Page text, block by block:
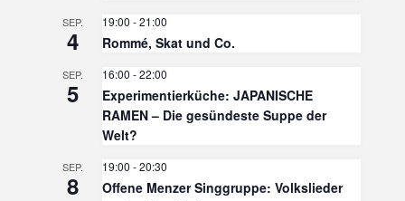
SEP.
4
19:00 -21:00
Rommé, Skat und Co.
SEP.
5
16:00 -22:00
Experimentierküche: JAPANISCHE
RAMEN – Die gesündeste Suppe der
Welt?
SEP.
8
19:00 -20:30
Offene Menzer Singgruppe: Volkslieder